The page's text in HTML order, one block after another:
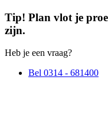
Tip! Plan vlot je
zijn.
Heb je een vraag?
Bel 0314 - 681400